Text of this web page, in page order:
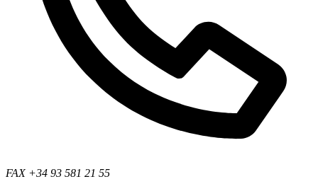
FAX +34 93 581 21 55